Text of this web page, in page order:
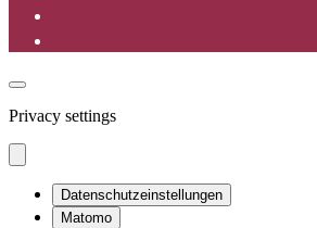
Privacy settings
Datenschutzeinstellungen
Matomo